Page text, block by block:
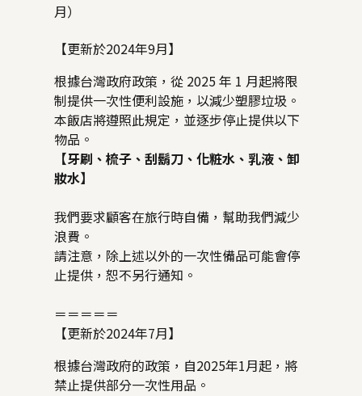
月）
【更新於2024年9月】
根據台灣政府政策，從 2025 年 1 月起將限
制提供一次性便利設施，以減少塑膠垃圾。
本飯店將遵照此規定，並逐步停止提供以下
物品。
【牙刷、梳子、刮鬍刀、化粧水、乳液、卸
妝水】
我們要求顧客在旅行時自備，幫助我們減少
浪費。
請注意，除上述以外的一次性備品可能會停
止提供，恕不另行通知。
＝＝＝＝＝
【更新於2024年7月】
根據台灣政府的政策，自2025年1月起，將
禁止提供部分一次性用品。